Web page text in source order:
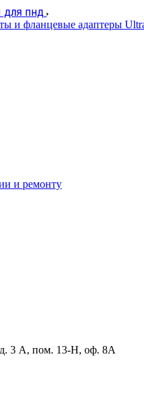
пнд
и фланцевые адаптеры
и ремонту
д. 3 А, пом. 13-Н, оф. 8А